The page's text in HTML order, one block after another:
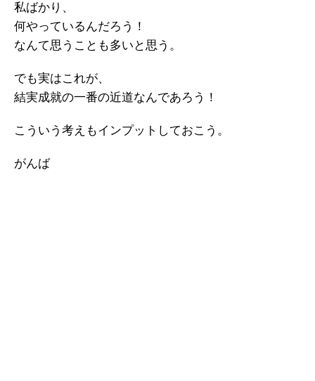
私ばかり、
何やっているんだろう！
なんて思うことも多いと思う。
でも実はこれが、
結実成就の一番の近道なんであろう！
こういう考えもインプットしておこう。
がんば